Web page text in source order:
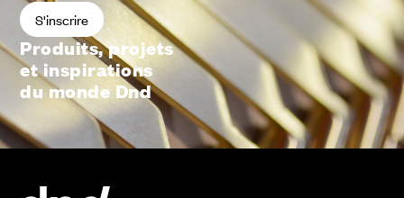
Produits, projets
et inspirations
du monde Dnd